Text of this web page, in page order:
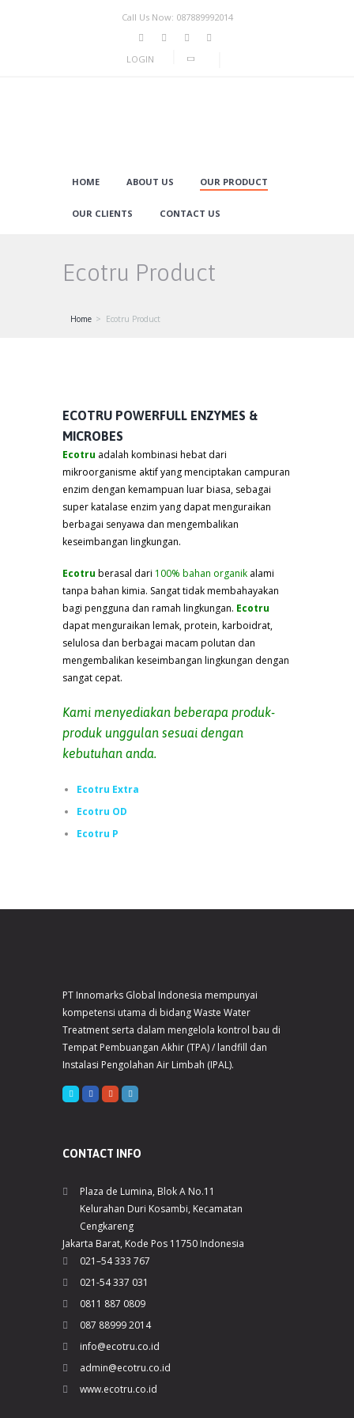
Call Us Now: 087889992014
LOGIN
HOME ABOUT US OUR PRODUCT
OUR CLIENTS CONTACT US
Ecotru Product
Home Ecotru Product
ECOTRU POWERFULL ENZYMES &
MICROBES
Ecotru adalah kombinasi hebat dari
mikroorganisme aktif yang menciptakan campuran
enzim dengan kemampuan luar biasa, sebagai
super katalase enzim yang dapat menguraikan
berbagai senyawa dan mengembalikan
keseimbangan lingkungan.
Ecotru berasal dari 100% bahan organik alami
tanpa bahan kimia. Sangat tidak membahayakan
bagi pengguna dan ramah lingkungan. Ecotru
dapat menguraikan lemak, protein, karboidrat,
selulosa dan berbagai macam polutan dan
mengembalikan keseimbangan lingkungan dengan
sangat cepat.
Kami menyediakan beberapa produk-
produk unggulan sesuai dengan
kebutuhan anda.
Ecotru Extra
Ecotru OD
Ecotru P
PT Innomarks Global Indonesia mempunyai
kompetensi utama di bidang Waste Water
Treatment serta dalam mengelola kontrol bau di
Tempat Pembuangan Akhir (TPA) / landfill dan
Instalasi Pengolahan Air Limbah (IPAL).
CONTACT INFO
Plaza de Lumina, Blok A No.11
Kelurahan Duri Kosambi, Kecamatan
Cengkareng
Jakarta Barat, Kode Pos 11750 Indonesia
021–54 333 767
021-54 337 031
0811 887 0809
087 88999 2014
info@ecotru.co.id
admin@ecotru.co.id
www.ecotru.co.id